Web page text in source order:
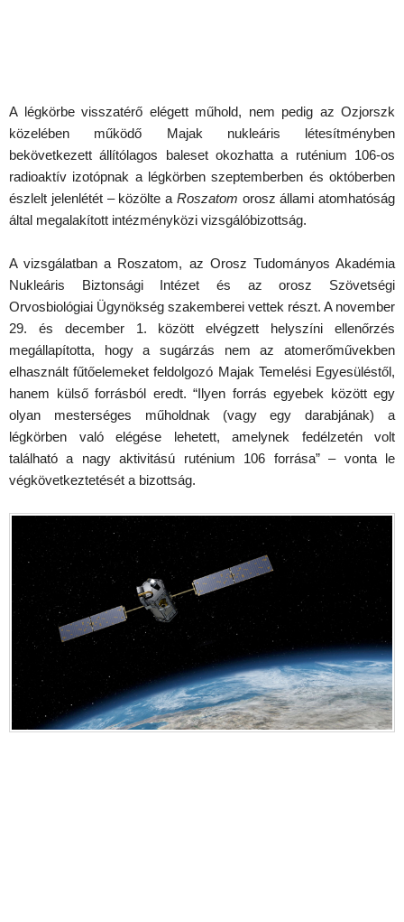
A légkörbe visszatérő elégett műhold, nem pedig az Ozjorszk
közelében működő Majak nukleáris létesítményben
bekövetkezett állítólagos baleset okozhatta a ruténium 106-os
radioaktív izotópnak a légkörben szeptemberben és októberben
észlelt jelenlétét – közölte a Roszatom orosz állami atomhatóság
által megalakított intézményközi vizsgálóbizottság.
A vizsgálatban a Roszatom, az Orosz Tudományos Akadémia
Nukleáris Biztonsági Intézet és az orosz Szövetségi
Orvosbiológiai Ügynökség szakemberei vettek részt. A november
29. és december 1. között elvégzett helyszíni ellenőrzés
megállapította, hogy a sugárzás nem az atomerőművekben
elhasznált fűtőelemeket feldolgozó Majak Temelési Egyesüléstől,
hanem külső forrásból eredt. “Ilyen forrás egyebek között egy
olyan mesterséges műholdnak (vagy egy darabjának) a
légkörben való elégése lehetett, amelynek fedélzetén volt
található a nagy aktivitású ruténium 106 forrása” – vonta le
végkövetkeztetését a bizottság.